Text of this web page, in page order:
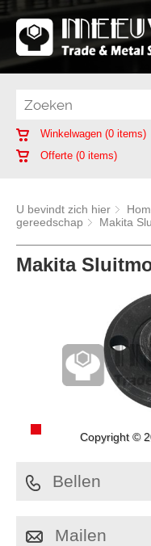
Winkelwagen (0 items)
Offerte (0 items)
U bevindt zich hier
gereedschap
Makita
Makita
Copyright ©
Bellen
Mailen